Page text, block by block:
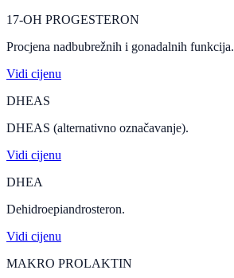
17-OH PROGESTERON
Procjena nadbubrežnih i gonadalnih funkcija.
Vidi cijenu
DHEAS
DHEAS (alternativno označavanje).
Vidi cijenu
DHEA
Dehidroepiandrosteron.
Vidi cijenu
MAKRO PROLAKTIN